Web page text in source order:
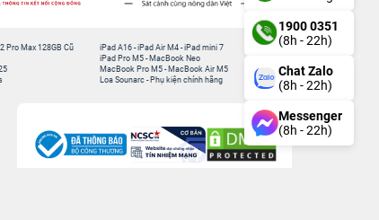
Pro Max 128GB Cũ
iPad A16 -iPad Air M4 -iPad mini 7
iPad Pro M5 - MacBook Neo
MacBook Pro M5 - MacBook Air M5
Loa Sounarc - Phụ kiện chính hãng
1900 0351
(8h - 22h)
Chat Zalo
(8h - 22h)
Messenger
(8h - 22h)